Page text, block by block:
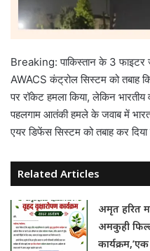
Breaking: पाकि‍स्‍तान के 3 फाइटर
AWACS कंट्रोल सिस्टम को तबाह
पर रॉकेट हमला किया, लेकिन भारतीय
पहलगाम आतंकी हमले के जवाब में
एयर डिफेंस सिस्टम को तबाह कर दिया
Related Articles
अमृत हरित
अमकुही